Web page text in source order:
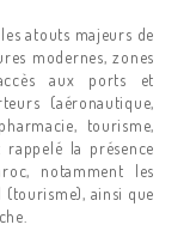
atouts majeurs de
modernes, zones
aux ports et
(aéronautique,
tourisme,
la présence
notamment les
(tourisme), ainsi que